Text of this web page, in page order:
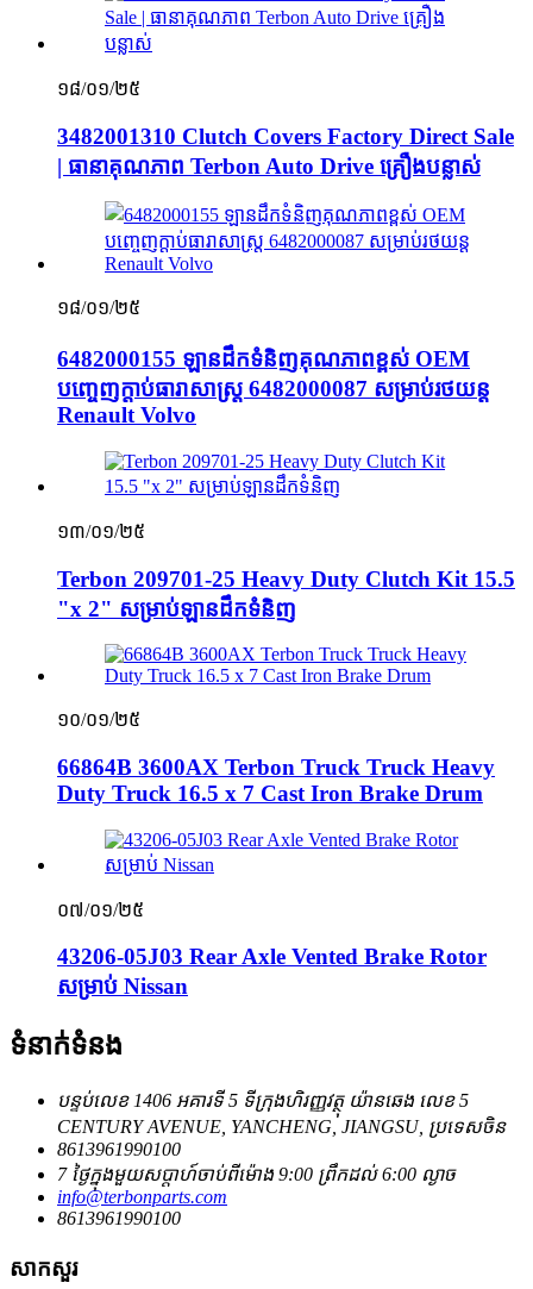
១៨/០១/២៥
3482001310 Clutch Covers Factory Direct Sale
| ធានាគុណភាព Terbon Auto Drive គ្រឿងបន្លាស់
១៨/០១/២៥
6482000155 ឡានដឹកទំនិញគុណភាពខ្ពស់ OEM
បញ្ចេញក្ដាប់ធារាសាស្ត្រ 6482000087 សម្រាប់រថយន្ត
Renault Volvo
១៣/០១/២៥
Terbon 209701-25 Heavy Duty Clutch Kit 15.5
"x 2" សម្រាប់ឡានដឹកទំនិញ
១០/០១/២៥
66864B 3600AX Terbon Truck Truck Heavy
Duty Truck 16.5 x 7 Cast Iron Brake Drum
០៧/០១/២៥
43206-05J03 Rear Axle Vented Brake Rotor
សម្រាប់ Nissan
ទំនាក់ទំនង
បន្ទប់លេខ 1406 អគារទី 5 ទីក្រុងហិរញ្ញវត្ថុ យ៉ានឆេង លេខ 5
CENTURY AVENUE, YANCHENG, JIANGSU, ប្រទេសចិន
8613961990100
7 ថ្ងៃក្នុងមួយសប្តាហ៍ចាប់ពីម៉ោង 9:00 ព្រឹកដល់ 6:00 ល្ងាច
info@terbonparts.com
8613961990100
សាកសួរ